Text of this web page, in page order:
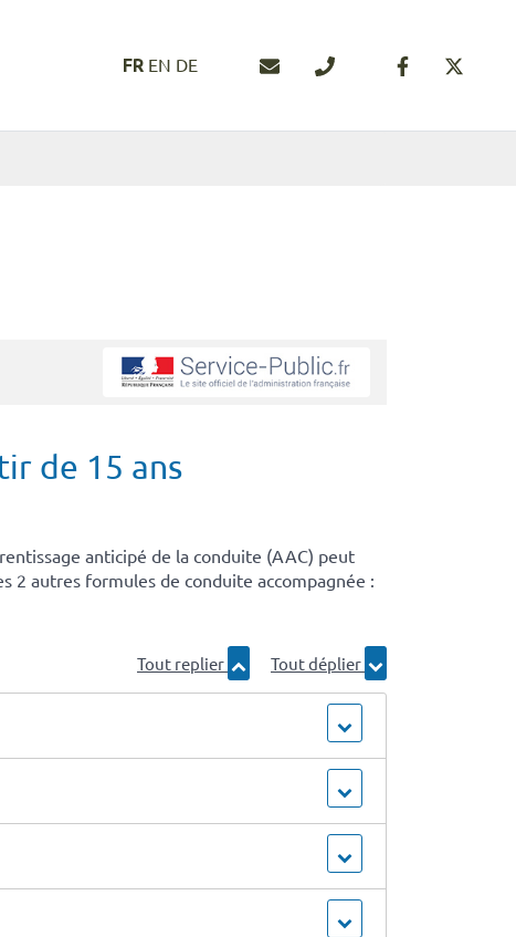
FR EN DE Nous contacter
04 94 50 45 46
de 15 ans
anticipé de la conduite (AAC) peut
2 autres formules de conduite accompagnée :
Tout replier Tout déplier